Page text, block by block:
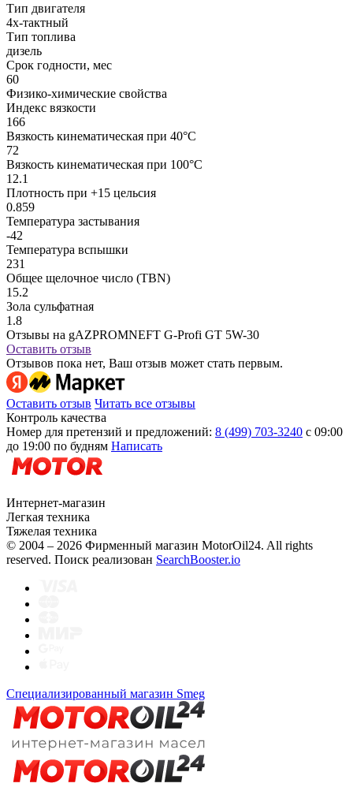
Тип двигателя
4х-тактный
Тип топлива
дизель
Срок годности, мес
60
Физико-химические свойства
Индекс вязкости
166
Вязкость кинематическая при 40°С
72
Вязкость кинематическая при 100°С
12.1
Плотность при +15 цельсия
0.859
Температура застывания
-42
Температура вспышки
231
Общее щелочное число (TBN)
15.2
Зола сульфатная
1.8
Отзывы на gAZPROMNEFT G-Profi GT 5W-30
Оставить отзыв
Отзывов пока нет, Ваш отзыв может стать первым.
Оставить отзыв Читать все отзывы
Контроль качества
Номер для претензий и предложений: 8 (499) 703-3240 с 09:00
до 19:00 по будням Написать
Интернет-магазин
Легкая техника
Тяжелая техника
© 2004 – 2026 Фирменный магазин MotorOil24. All rights
reserved. Поиск реализован SearchBooster.io
Специализированный магазин Smeg